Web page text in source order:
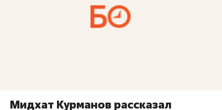
Мидхат Курманов рассказал